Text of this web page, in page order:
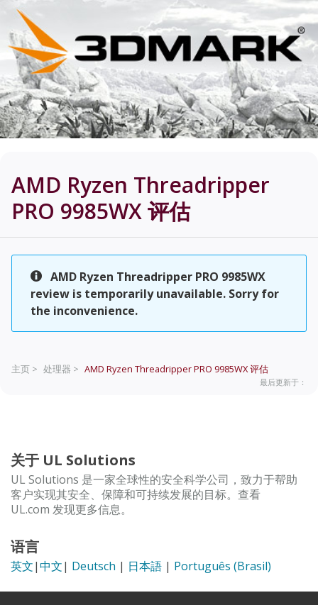
AMD Ryzen Threadripper
PRO 9985WX评估
AMD Ryzen Threadripper PRO 9985WX
review is temporarily unavailable. Sorry for
the inconvenience.
主页 > 处理器 > AMD Ryzen Threadripper PRO 9985WX评估
最后更新于：
关于 UL Solutions
UL Solutions 是一家全球性的安全科学公司，致力于帮助
客户实现其安全、保障和可持续发展的目标。查看
UL.com 发现更多信息。
语言
英文|中文| Deutsch | 日本語 | Português (Brasil)